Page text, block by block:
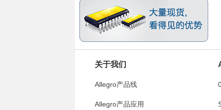
关于我们
Allegro产品线
Allegro产品应用